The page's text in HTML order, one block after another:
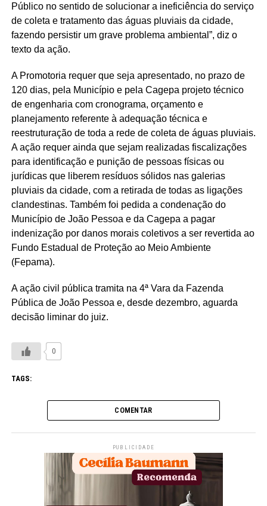
Público no sentido de solucionar a ineficiência do serviço
de coleta e tratamento das águas pluviais da cidade,
fazendo persistir um grave problema ambiental”, diz o
texto da ação.
A Promotoria requer que seja apresentado, no prazo de
120 dias, pela Município e pela Cagepa projeto técnico
de engenharia com cronograma, orçamento e
planejamento referente à adequação técnica e
reestruturação de toda a rede de coleta de águas pluviais.
A ação requer ainda que sejam realizadas fiscalizações
para identificação e punição de pessoas físicas ou
jurídicas que liberem resíduos sólidos nas galerias
pluviais da cidade, com a retirada de todas as ligações
clandestinas. Também foi pedida a condenação do
Município de João Pessoa e da Cagepa a pagar
indenização por danos morais coletivos a ser revertida ao
Fundo Estadual de Proteção ao Meio Ambiente
(Fepama).
A ação civil pública tramita na 4ª Vara da Fazenda
Pública de João Pessoa e, desde dezembro, aguarda
decisão liminar do juiz.
0
TAGS:
COMENTAR
PUBLICIDADE